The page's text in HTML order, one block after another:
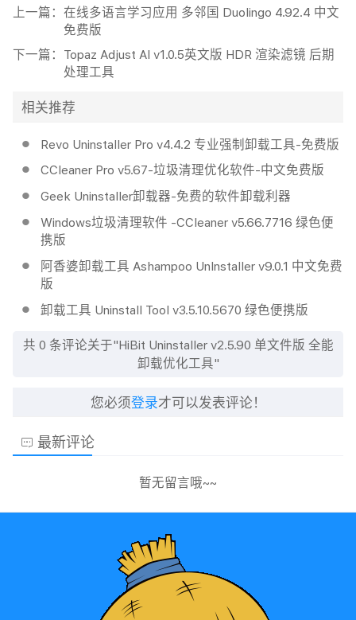
上一篇： 在线多语言学习应用 多邻国 Duolingo 4.92.4 中文
免费版
下一篇： Topaz Adjust AI v1.0.5英文版 HDR 渲染滤镜 后期
处理工具
相关推荐
Revo Uninstaller Pro v4.4.2 专业强制卸载工具-免费版
CCleaner Pro v5.67-垃圾清理优化软件-中文免费版
Geek Uninstaller卸载器-免费的软件卸载利器
Windows垃圾清理软件 -CCleaner v5.66.7716 绿色便
携版
阿香婆卸载工具 Ashampoo UnInstaller v9.0.1 中文免费
版
卸载工具 Uninstall Tool v3.5.10.5670 绿色便携版
共 0 条评论关于"HiBit Uninstaller v2.5.90 单文件版 全能
卸载优化工具"
您必须登录才可以发表评论！
最新评论
暂无留言哦~~